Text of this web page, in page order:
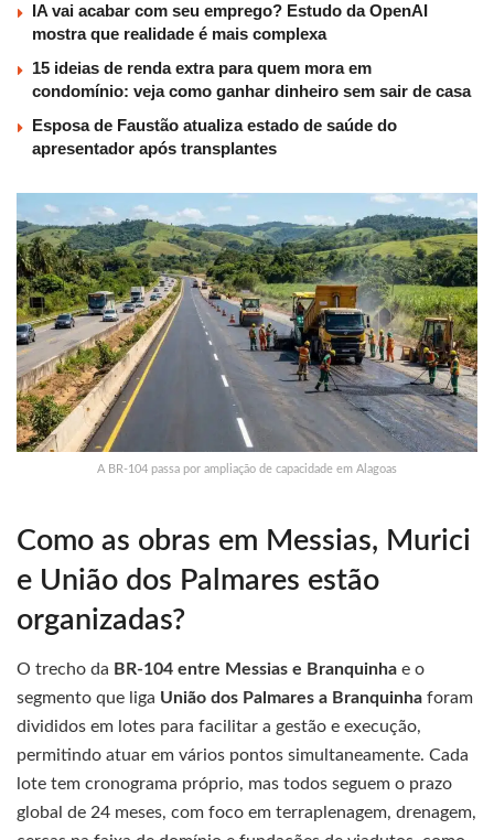
IA vai acabar com seu emprego? Estudo da OpenAI
mostra que realidade é mais complexa
15 ideias de renda extra para quem mora em
condomínio: veja como ganhar dinheiro sem sair de casa
Esposa de Faustão atualiza estado de saúde do
apresentador após transplantes
A BR-104 passa por ampliação de capacidade em Alagoas
Como as obras em Messias, Murici
e União dos Palmares estão
organizadas?
O trecho da BR-104 entre Messias e Branquinha e o
segmento que liga União dos Palmares a Branquinha foram
divididos em lotes para facilitar a gestão e execução,
permitindo atuar em vários pontos simultaneamente. Cada
lote tem cronograma próprio, mas todos seguem o prazo
global de 24 meses, com foco em terraplenagem, drenagem,